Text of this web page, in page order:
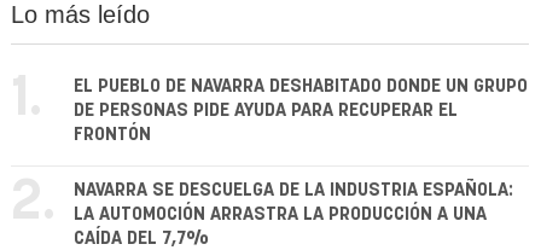
Lo más leído
1.
EL PUEBLO DE NAVARRA DESHABITADO DONDE UN GRUPO
DE PERSONAS PIDE AYUDA PARA RECUPERAR EL
FRONTÓN
2.
NAVARRA SE DESCUELGA DE LA INDUSTRIA ESPAÑOLA:
LA AUTOMOCIÓN ARRASTRA LA PRODUCCIÓN A UNA
CAÍDA DEL 7,7%